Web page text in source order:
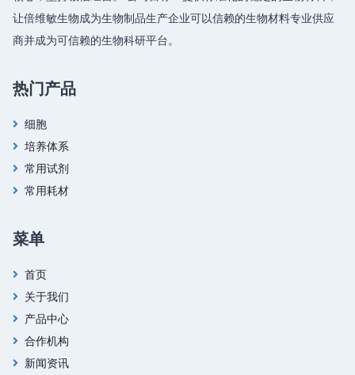
让倍维敏生物成为生物制品生产企业可以信赖的生物材料专业供应
商并成为可信赖的生物科研平台。
热门产品
细胞
培养体系
常用试剂
常用耗材
菜单
首页
关于我们
产品中心
合作机构
新闻资讯